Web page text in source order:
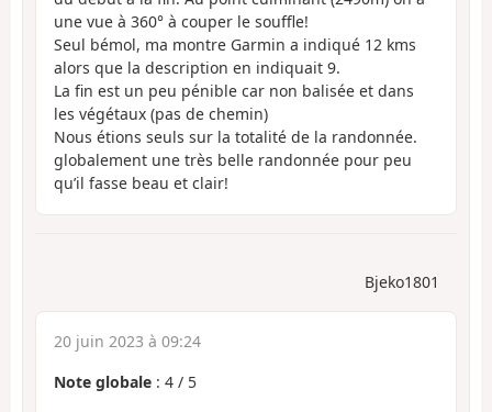
une vue à 360° à couper le souffle!
Seul bémol, ma montre Garmin a indiqué 12 kms
alors que la description en indiquait 9.
La fin est un peu pénible car non balisée et dans
les végétaux (pas de chemin)
Nous étions seuls sur la totalité de la randonnée.
globalement une très belle randonnée pour peu
qu’il fasse beau et clair!
Bjeko1801
20 juin 2023 à 09:24
Note globale : 4 / 5